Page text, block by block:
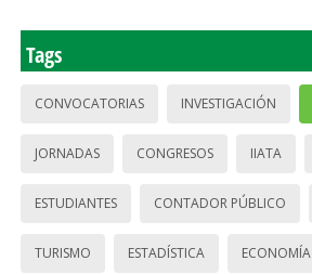
Tags
CONVOCATORIAS INVESTIGACIÓN
JORNADAS CONGRESOS IIATA
ESTUDIANTES CONTADOR PÚBLICO
TURISMO ESTADÍSTICA ECONOMÍA